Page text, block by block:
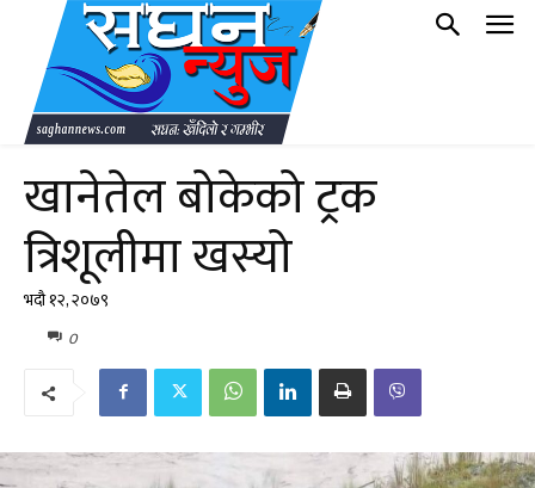
खानेतेल बोकेको ट्रक
त्रिशूलीमा खस्यो
भदौ १२, २०७९
0